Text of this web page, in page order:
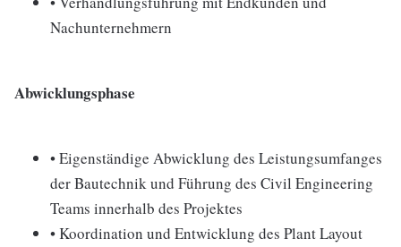
Nachunternehmern
Abwicklungsphase
• Eigenständige Abwicklung des Leistungsumfanges
der Bautechnik und Führung des Civil Engineering
Teams innerhalb des Projektes
• Koordination und Entwicklung des Plant Layout